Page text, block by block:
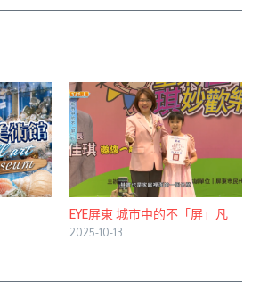
EYE屏東 城市中的不「屏」凡
2025-10-13